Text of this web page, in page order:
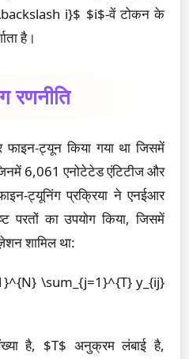
i}$ $i$-वें टोकन के
है।
रणनीति
फाइन-ट्यून किया गया था जिसमें
6,061 एनोटेटेड एंटिटीज और
ट्यूनिंग प्रक्रिया ने एनईआर
परतों का उपयोग किया, जिसमें
शामिल था:
\sum_{j=1}^{T} y_{ij}
है, $T$ अनुक्रम लंबाई है,